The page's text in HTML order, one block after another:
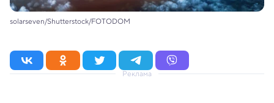
solarseven/Shutterstock/FOTODOM
Реклама